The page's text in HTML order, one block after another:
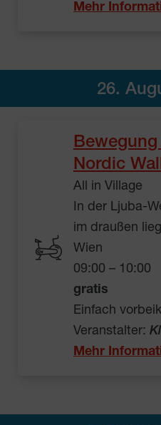
Mehr
26.
Nordic
All in Village
In der Ljuba-
im draußen
Wien
09:00 – 10:00
gratis
Einfach
Veranstalter:
Mehr